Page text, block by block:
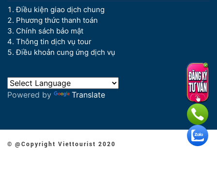
Điều kiện giao dịch chung
Phương thức thanh toán
Chính sách bảo mật
Thông tin dịch vụ tour
Điều khoản cung ứng dịch vụ
Powered by Translate
© @Copyright Viettourist 2020